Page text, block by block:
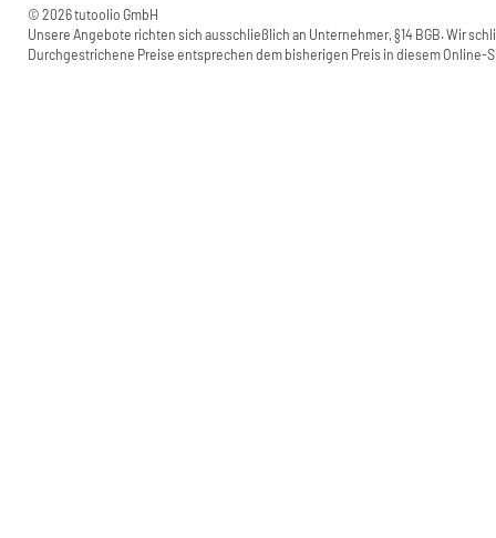
© 2026 tutoolio GmbH
Unsere Angebote richten sich ausschließlich an Unternehmer, §14 BGB. Wir
Durchgestrichene Preise entsprechen dem bisherigen Preis in diesem